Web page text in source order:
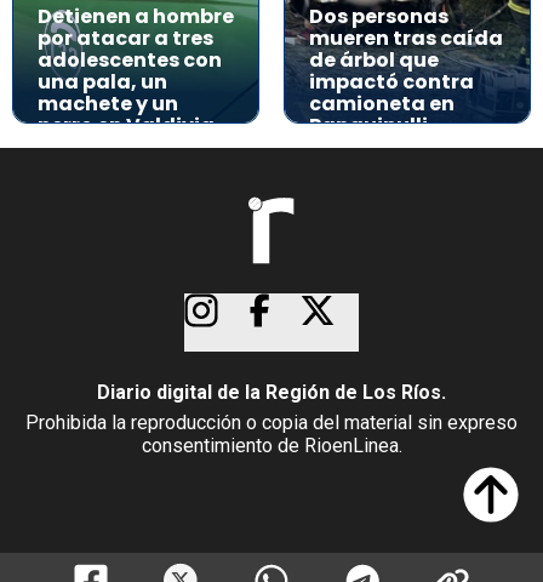
Detienen a hombre
por atacar a tres
adolescentes con
una pala, un
machete y un
perro en Valdivia
Dos personas
mueren tras caída
de árbol que
impactó contra
camioneta en
Panguipulli
Diario digital de la Región de Los Ríos.
Prohibida la reproducción o copia del material sin expreso
consentimiento de RioenLinea.